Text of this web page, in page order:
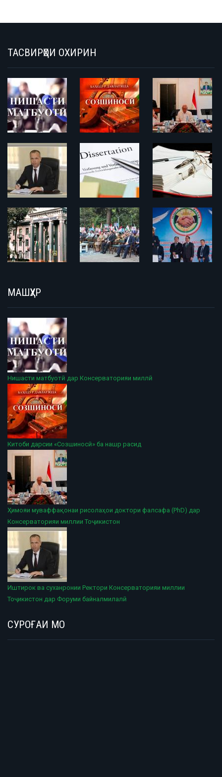
ТАСВИРҲОИ ОХИРИН
МАШҲУР
Нишасти матбуотӣ дар Консерваторияи миллӣ
Китоби дарсии «Созшиносӣ» ба нашр расид
Ҳимояи муваффақонаи рисолаҳои доктори фалсафа (PhD) дар
Консерваторияи миллии Тоҷикистон
Иштирок ва суханронии Ректори Консерваторияи миллии
Тоҷикистон дар Форуми байналмилалӣ
СУРОҒАИ МО